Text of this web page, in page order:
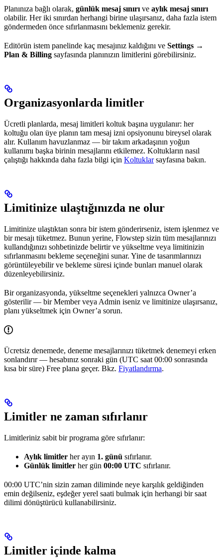
Planınıza bağlı olarak, günlük mesaj sınırıve aylık mesaj sınırı
olabilir. Her iki sınırdan herhangi birine ulaşırsanız, daha fazla istem
göndermeden önce sıfırlanmasını beklemeniz gerekir.
Editörün istem panelinde kaç mesajınız kaldığını ve Settings →
Plan & Billing sayfasında planınızın limitlerini görebilirsiniz.
Organizasyonlarda limitler
Ücretli planlarda, mesaj limitleri koltuk başına uygulanır: her
koltuğu olan üye planın tam mesaj izni opsiyonunu bireysel olarak
alır. Kullanım havuzlanmaz — bir takım arkadaşının yoğun
kullanımı başka birinin mesajlarını etkilemez. Koltukların nasıl
çalıştığı hakkında daha fazla bilgi için Koltuklarsayfasına bakın.
Limitinize ulaştığınızda ne olur
Limitinize ulaştıktan sonra bir istem gönderirseniz, istem işlenmez ve
bir mesajı tüketmez. Bunun yerine, Flowstep sizin tüm mesajlarınızı
kullandığınızı sohbetinizde belirtir ve yükseltme veya limitinizin
sıfırlanmasını bekleme seçeneğini sunar. Yine de tasarımlarınızı
görüntüleyebilir ve bekleme süresi içinde bunları manuel olarak
düzenleyebilirsiniz.
Bir organizasyonda, yükseltme seçenekleri yalnızca Owner’a
gösterilir — bir Member veya Admin iseniz ve limitinize ulaşırsanız,
planı yükseltmek için Owner’a sorun.
Ücretsiz denemede, deneme mesajlarınızı tüketmek denemeyi erken
sonlandırır — hesabınız sonraki gün (UTC saat 00:00 sonrasında
kısa bir süre) Free plana geçer. Bkz. Fiyatlandırma.
Limitler ne zaman sıfırlanır
Limitleriniz sabit bir programa göre sıfırlanır:
Aylık limitler her ayın 1. günü sıfırlanır.
Günlük limitler her gün 00:00 UTC sıfırlanır.
00:00 UTC’nin sizin zaman diliminde neye karşılık geldiğinden
emin değilseniz, eşdeğer yerel saati bulmak için herhangi bir saat
dilimi dönüştürücü kullanabilirsiniz.
Limitler içinde kalma